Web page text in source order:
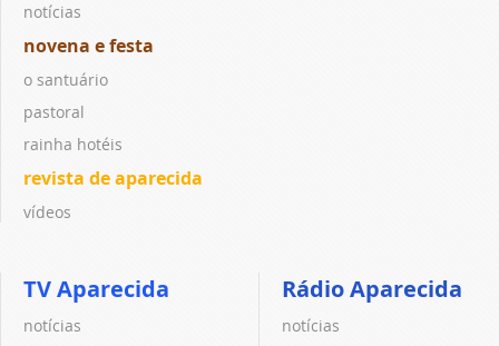
notícias
novena e festa
o santuário
pastoral
rainha hotéis
revista de aparecida
vídeos
TV Aparecida
notícias
Rádio Aparecida
notícias